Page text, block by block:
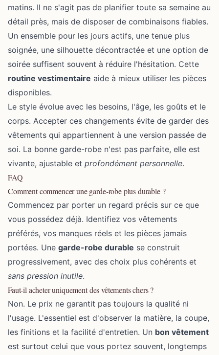
matins. Il ne s'agit pas de planifier toute sa semaine au
détail près, mais de disposer de combinaisons fiables.
Un ensemble pour les jours actifs, une tenue plus
soignée, une silhouette décontractée et une option de
soirée suffisent souvent à réduire l'hésitation. Cette
routine vestimentaire aide à mieux utiliser les pièces
disponibles.
Le style évolue avec les besoins, l'âge, les goûts et le
corps. Accepter ces changements évite de garder des
vêtements qui appartiennent à une version passée de
soi. La bonne garde-robe n'est pas parfaite, elle est
vivante, ajustable et profondément personnelle.
FAQ
Comment commencer une garde-robe plus durable ?
Commencez par porter un regard précis sur ce que
vous possédez déjà. Identifiez vos vêtements
préférés, vos manques réels et les pièces jamais
portées. Une garde-robe durable se construit
progressivement, avec des choix plus cohérents et
sans pression inutile.
Faut-il acheter uniquement des vêtements chers ?
Non. Le prix ne garantit pas toujours la qualité ni
l'usage. L'essentiel est d'observer la matière, la coupe,
les finitions et la facilité d'entretien. Un bon vêtement
est surtout celui que vous portez souvent, longtemps